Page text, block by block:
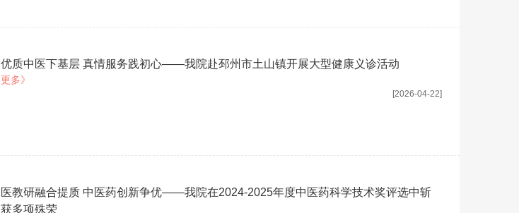
优质中医下基层 真情服务践初心——我院赴邳州市土山镇开展大型健康义诊活动
更多》
[2026-04-22]
医教研融合提质 中医药创新争优——我院在2024-2025年度中医药科学技术奖评选中斩
获多项殊荣